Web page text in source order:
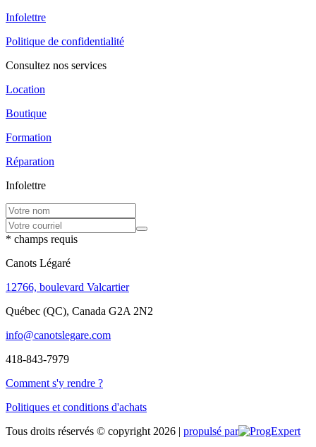
Infolettre
Politique de confidentialité
Consultez nos services
Location
Boutique
Formation
Réparation
Infolettre
* champs requis
Canots Légaré
12766, boulevard Valcartier
Québec (QC), Canada G2A 2N2
info@canotslegare.com
418-843-7979
Comment s'y rendre ?
Politiques et conditions d'achats
Tous droits réservés © copyright 2026 | propulsé par